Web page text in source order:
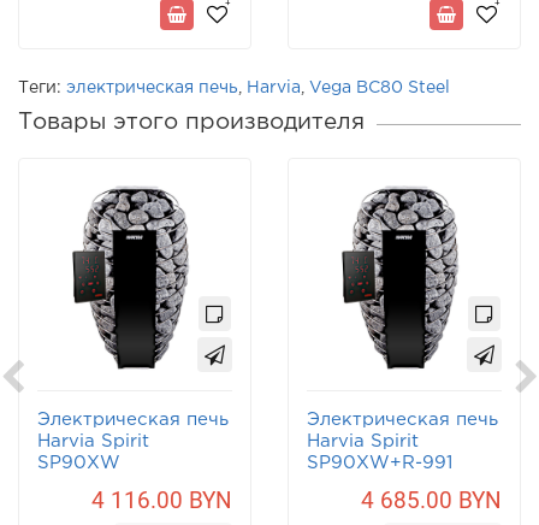
Теги: электрическая печь Harvia Vega BC80 Steel
Товары этого производителя
Электрическая печь
Harvia Spirit
SP90XW
4 116.00 BYN
Электрическая печь
Harvia Spirit
SP90XW+R-991
4 685.00 BYN